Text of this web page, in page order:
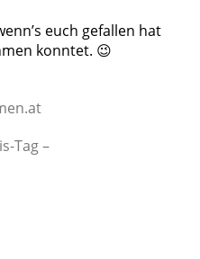
euch gefallen hat
konntet. 😉
Tag –